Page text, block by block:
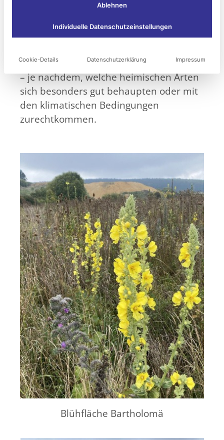
Dort, wo die Blühmischungen bereits
über mehrere Jahre ungestört wachsen
durften, hat sich ein stabiles,
Von Jahr zu Jahr zeigt sich ein neues Bild
– je nachdem, welche heimischen Arten
sich besonders gut behaupten oder mit
den klimatischen Bedingungen
zurechtkommen.
Blühfläche Bartholomä
Ablehnen
Individuelle Datenschutzeinstellungen
Cookie-Details Datenschutzerklärung Impressum